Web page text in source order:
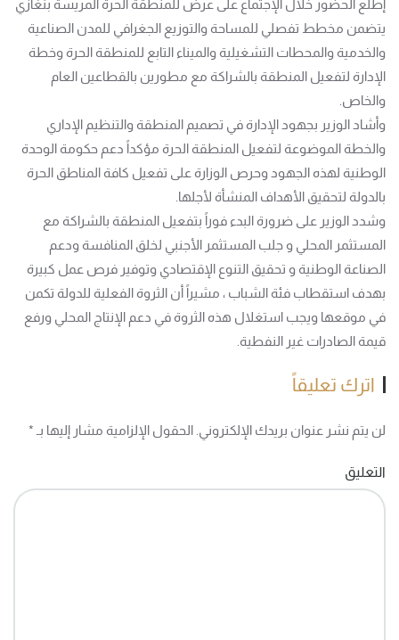
إطلع الحضور خلال الإجتماع على عرض للمنطقة الحرة المريسة بنغازي
يتضمن مخطط تفصلي للمساحة والتوزيع الجغرافي للمدن الصناعية
والخدمية والمحطات التشغيلية والميناء التابع للمنطقة الحرة وخطة
الإدارة لتفعيل المنطقة بالشراكة مع مطورين بالقطاعين العام
والخاص.
وأشاد الوزير بجهود الإدارة في تصميم المنطقة والتنظيم الإداري
والخطة الموضوعة لتفعيل المنطقة الحرة مؤكداً دعم حكومة الوحدة
الوطنية لهذه الجهود وحرص الوزارة على تفعيل كافة المناطق الحرة
بالدولة لتحقيق الأهداف المنشأة لأجلها.
وشدد الوزير على ضرورة البدء فوراً بتفعيل المنطقة بالشراكة مع
المستثمر المحلي و جلب المستثمر الأجنبي لخلق المنافسة ودعم
الصناعة الوطنية و تحقيق التنوع الإقتصادي وتوفير فرص عمل كبيرة
بهدف استقطاب فئة الشباب ، مشيراً أن الثروة الفعلية للدولة تكمن
في موقعها ويجب استغلال هذه الثروة في دعم الإنتاج المحلي ورفع
قيمة الصادرات غير النفطية.
اترك تعليقاً
لن يتم نشر عنوان بريدك الإلكتروني. الحقول الإلزامية مشار إليها بـ *
التعليق